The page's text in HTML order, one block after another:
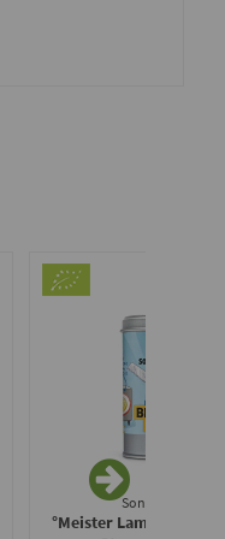
Sonnentor
°Meister Lampes